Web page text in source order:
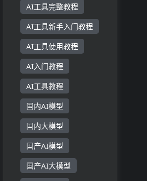
AI工具完整教程
AI工具新手入门教程
AI工具使用教程
AI入门教程
AI工具教程
国内AI模型
国内大模型
国产AI模型
国产AI大模型